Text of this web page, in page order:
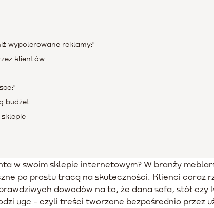
wypolerowane reklamy?
klientów
budżet
w swoim sklepie internetowym? W branży
po prostu tracą na skuteczności. Klienci coraz
dowodów na to, że dana sofa, stół czy
ugc - czyli treści tworzone bezpośrednio przez